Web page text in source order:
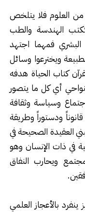
من العلوم فلا يتلخص
الهندسة والطب
البشري فمهما اجتهد
ويخترعوا وسائل
كتاب الحياة هدفه
أي كل ما يتصور
وسياسة وثقافة
ودستوراً وطريقة
العقيدة الصحيحة في
في ذات الإنسان وهو
ويحارب النفاق
.
بالأعجاز العلمي